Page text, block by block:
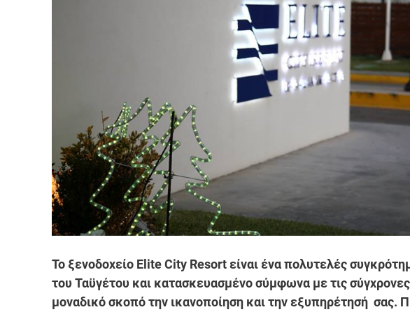
Το ξενοδοχείο Elite City Resort είναι ένα πολυτελές
του Ταϋγέτου και κατασκευασμένο σύμφωνα με τις
μοναδικό σκοπό την ικανοποίηση και την εξυπηρέτησή σας.